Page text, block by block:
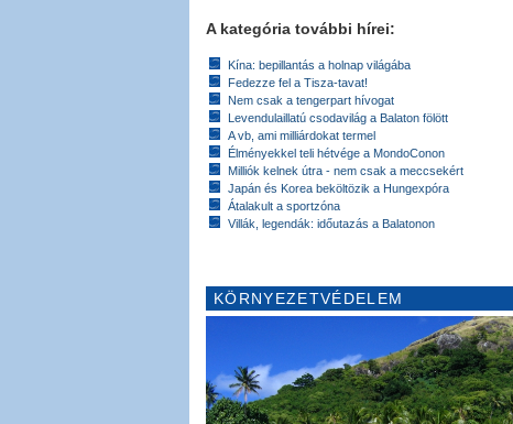
A kategória további hírei:
Kína: bepillantás a holnap világába
Fedezze fel a Tisza-tavat!
Nem csak a tengerpart hívogat
Levendulaillatú csodavilág a Balaton fölött
A vb, ami milliárdokat termel
Élményekkel teli hétvége a MondoConon
Milliók kelnek útra - nem csak a meccsekért
Japán és Korea beköltözik a Hungexpóra
Átalakult a sportzóna
Villák, legendák: időutazás a Balatonon
KÖRNYEZETVÉDELEM